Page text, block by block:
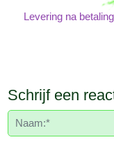
Levering na
Schrijf een